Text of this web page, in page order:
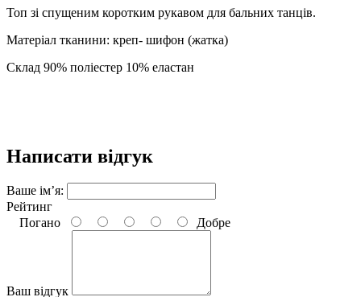
Топ зі спущеним коротким рукавом для бальних танців.
Матеріал тканини: креп- шифон (жатка)
Склад 90% поліестер 10% еластан
Написати відгук
Ваше ім’я:
Рейтинг
Погано
Добре
Ваш відгук